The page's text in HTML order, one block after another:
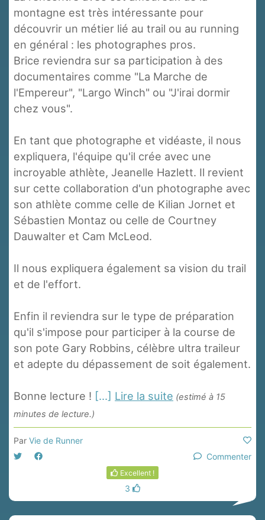
montagne est très intéressante pour
découvrir un métier lié au trail ou au running
en général : les photographes pros.
Brice reviendra sur sa participation à des
documentaires comme "La Marche de
l'Empereur", "Largo Winch" ou "J'irai dormir
chez vous".
En tant que photographe et vidéaste, il nous
expliquera, l'équipe qu'il crée avec une
incroyable athlète, Jeanelle Hazlett. Il revient
sur cette collaboration d'un photographe avec
son athlète comme celle de Kilian Jornet et
Sébastien Montaz ou celle de Courtney
Dauwalter et Cam McLeod.
Il nous expliquera également sa vision du trail
et de l'effort.
Enfin il reviendra sur le type de préparation
qu'il s'impose pour participer à la course de
son pote Gary Robbins, célèbre ultra traileur
et adepte du dépassement de soit également.
Bonne lecture ! [...] Lire la suite (estimé à 15
minutes de lecture.)
Par Vie de Runner
Commenter
Excellent !
3